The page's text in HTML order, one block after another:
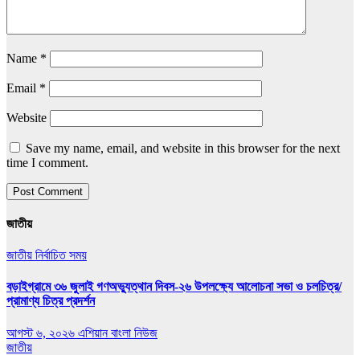
Name *
Email *
Website
Save my name, email, and website in this browser for the next
time I comment.
জাতীয়
জাতীয় নির্বাচিত সময়
বড়াইগ্রামে ৩৬ জুলাই গণঅভ্যুত্থান দিবস-২৬ উপলক্ষ্যে আলোচনা সভা ও চলচিত্র/
প্রামাণ্য চিত্র প্রদর্শন
আগস্ট ৬, ২০২৬ এশিয়ান বাংলা নিউজ
জাতীয়